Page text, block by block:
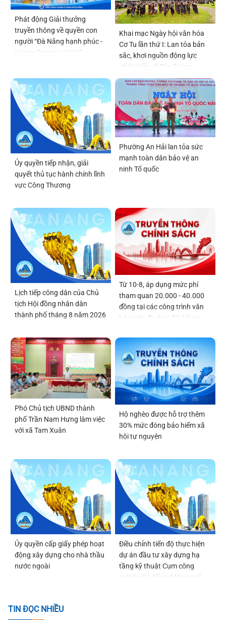
Phát động Giải thưởng
truyền thông về quyền con
người “Đà Nẵng hạnh phúc -
Happy Danang 2026”
Khai mạc Ngày hội văn hóa
Cơ Tu lần thứ I: Lan tỏa bản
sắc, khơi nguồn động lực
phát triển xã Tây Giang
Ủy quyền tiếp nhận, giải
quyết thủ tục hành chính lĩnh
vực Công Thương
Phường An Hải lan tỏa sức
mạnh toàn dân bảo vệ an
ninh Tổ quốc
Lịch tiếp công dân của Chủ
tịch Hội đồng nhân dân
thành phố tháng 8 năm 2026
Từ 10-8, áp dụng mức phí
tham quan 20.000 - 40.000
đồng tại các công trình văn
hóa trên địa bàn Đà Nẵng
Phó Chủ tịch UBND thành
phố Trần Nam Hưng làm việc
với xã Tam Xuân
Hộ nghèo được hỗ trợ thêm
30% mức đóng bảo hiểm xã
hội tự nguyện
Ủy quyền cấp giấy phép hoạt
động xây dựng cho nhà thầu
nước ngoài
Điều chỉnh tiến độ thực hiện
dự án đầu tư xây dựng hạ
tầng kỹ thuật Cụm công
nghiệp Gò Đồng Mặt tại xã
TIN ĐỌC NHIỀU